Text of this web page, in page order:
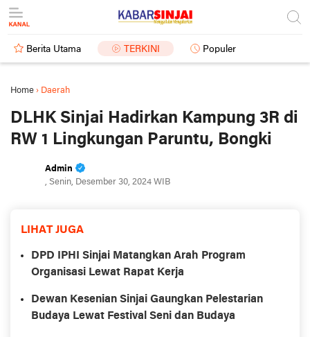
Berita Utama TERKINI Populer
Home › Daerah
DLHK Sinjai Hadirkan Kampung 3R di
RW 1 Lingkungan Paruntu, Bongki
Admin
, Senin, Desember 30, 2024 WIB
LIHAT JUGA
DPD IPHI Sinjai Matangkan Arah Program
Organisasi Lewat Rapat Kerja
Dewan Kesenian Sinjai Gaungkan Pelestarian
Budaya Lewat Festival Seni dan Budaya